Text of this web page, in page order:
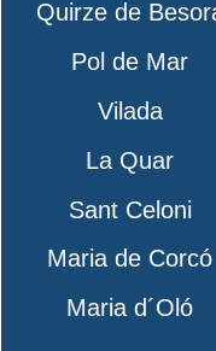
Quirze de
Pol de Mar
Vilada
La Quar
Sant Celoni
Maria de Corcó
Maria d´Oló